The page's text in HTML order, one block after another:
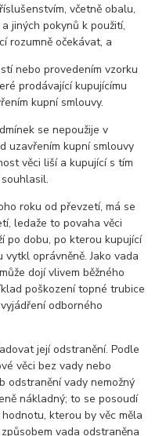
včetně obalu,
jiných pokynů k použití,
rozumně očekávat, a
nebo provedením vzorku
prodávající kupujícímu
kupní smlouvy.
se nepoužije v
uzavřením kupní smlouvy
věci liší a kupující s tím
roku od převzetí, má se
ledaže to povaha věci
po dobu, po kterou kupující
vytkl oprávněně. Jako vada
dojí vlivem běžného
poškození topné trubice
odborného
její odstranění. Podle
věci bez vady nebo
odstranění vady nemožný
nákladný; to se posoudí
kterou by věc měla
vada odstraněna